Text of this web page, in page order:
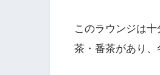
このラウンジは
茶・番茶があり、